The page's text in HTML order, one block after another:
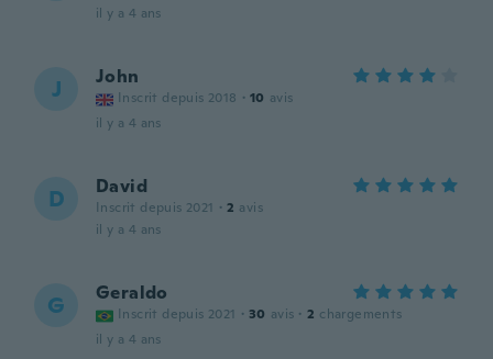
il y a 4 ans
J John
Inscrit depuis 2018 · 10 avis
il y a 4 ans
D David
Inscrit depuis 2021 · 2 avis
il y a 4 ans
G Geraldo
Inscrit depuis 2021 · 30 avis · 2 chargements
il y a 4 ans